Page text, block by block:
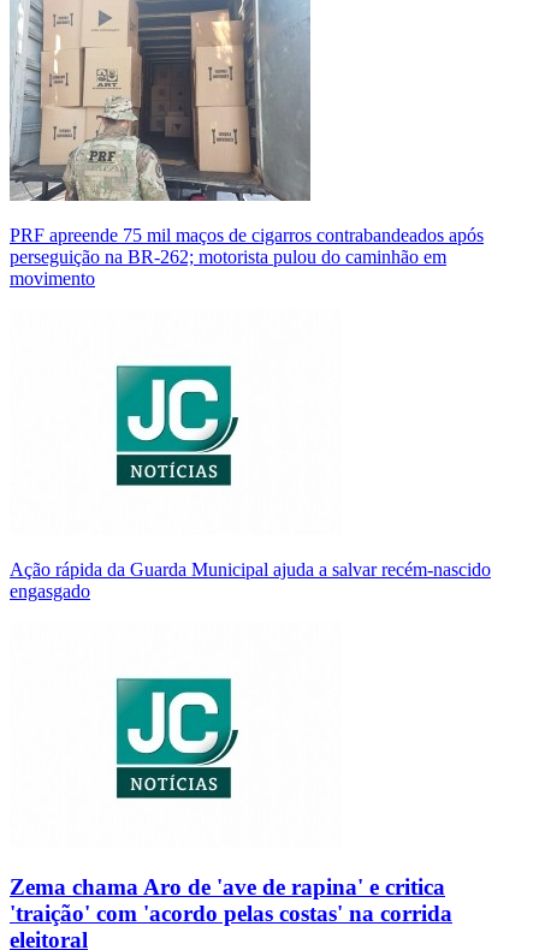
PRF apreende 75 mil maços de cigarros contrabandeados após
perseguição na BR-262; motorista pulou do caminhão em
movimento
Ação rápida da Guarda Municipal ajuda a salvar recém-nascido
engasgado
Zema chama Aro de 'ave de rapina' e critica
'traição' com 'acordo pelas costas' na corrida
eleitoral